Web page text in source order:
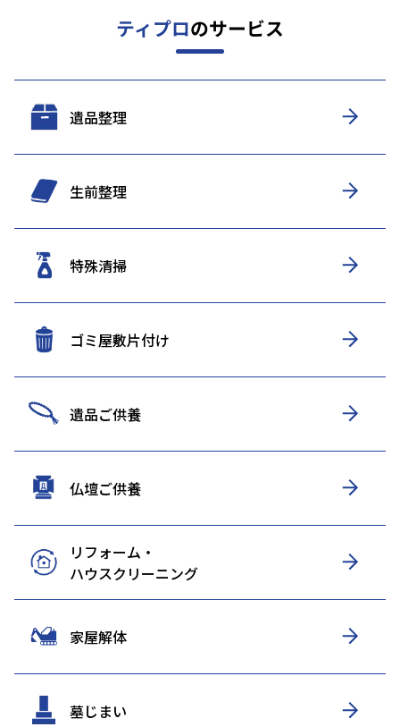
ティプロのサービス
遺品整理
生前整理
特殊清掃
ゴミ屋敷片付け
遺品ご供養
仏壇ご供養
リフォーム・
ハウスクリーニング
家屋解体
墓じまい